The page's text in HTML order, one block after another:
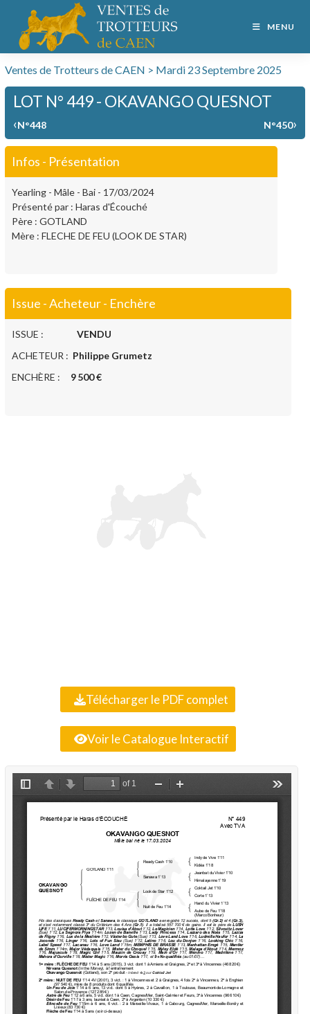
MENU
Ventes de Trotteurs de CAEN > Mardi 23 Septembre 2025
LOT N° 449 - OKAVANGO QUESNOT
‹N°448 N°450›
Infos - Présentation
Yearling - Mâle - Bai - 17/03/2024
Présenté par : Haras d'Écouché
Père : GOTLAND
Mère : FLECHE DE FEU (LOOK DE STAR)
Issue - Acheteur - Enchère
ISSUE : VENDU
ACHETEUR : Philippe Grumetz
ENCHÈRE : 9 500 €
Télécharger le PDF complet
Voir le Catalogue Interactif